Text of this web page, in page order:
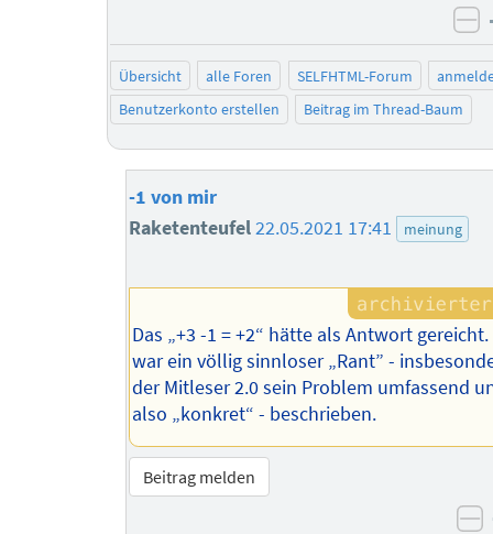
Übersicht alle Foren SELFHTML-Forum
Benutzerkonto erstellen
Beitrag im Thread-Baum
-1 von mir
Raketenteufel22.05.2021 17:41 meinung
Das „+3 -1 = +2“ hätte als Antwort gereicht.
war ein völlig sinnloser „Rant” -
der Mitleser 2.0 sein Problem umfassend
also „konkret“ - beschrieben.
Beitrag melden